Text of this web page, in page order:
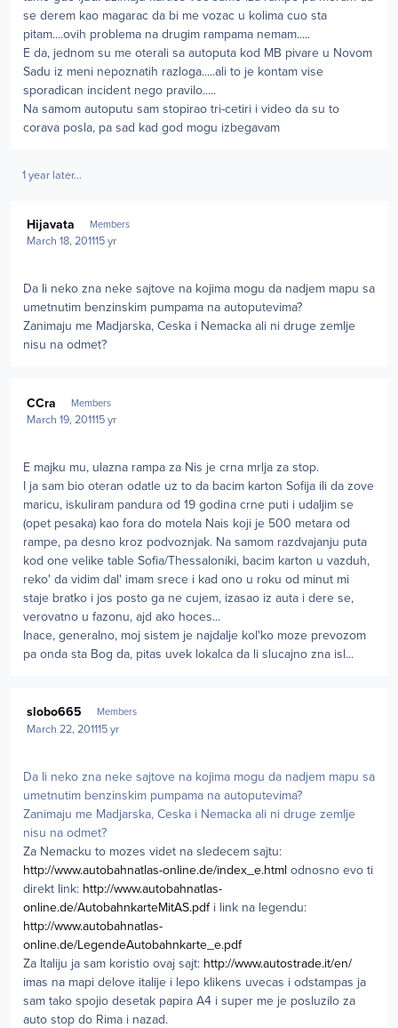
se derem kao magarac da bi me vozac u kolima cuo sta
pitam....ovih problema na drugim rampama nemam.....
E da, jednom su me oterali sa autoputa kod MB pivare u Novom
Sadu iz meni nepoznatih razloga.....ali to je kontam vise
sporadican incident nego pravilo.....
Na samom autoputu sam stopirao tri-cetiri i video da su to
corava posla, pa sad kad god mogu izbegavam
1 year later...
Hijavata Members
March 18, 201115 yr
Da li neko zna neke sajtove na kojima mogu da nadjem mapu sa
umetnutim benzinskim pumpama na autoputevima?
Zanimaju me Madjarska, Ceska i Nemacka ali ni druge zemlje
nisu na odmet?
CCra Members
March 19, 201115 yr
E majku mu, ulazna rampa za Nis je crna mrlja za stop.
I ja sam bio oteran odatle uz to da bacim karton Sofija ili da zove
maricu, iskuliram pandura od 19 godina crne puti i udaljim se
(opet pesaka) kao fora do motela Nais koji je 500 metara od
rampe, pa desno kroz podvoznjak. Na samom razdvajanju puta
kod one velike table Sofia/Thessaloniki, bacim karton u vazduh,
reko' da vidim dal' imam srece i kad ono u roku od minut mi
staje bratko i jos posto ga ne cujem, izasao iz auta i dere se,
verovatno u fazonu, ajd ako hoces...
Inace, generalno, moj sistem je najdalje kol'ko moze prevozom
pa onda sta Bog da, pitas uvek lokalca da li slucajno zna isl...
slobo665 Members
March 22, 201115 yr
Da li neko zna neke sajtove na kojima mogu da nadjem mapu sa
umetnutim benzinskim pumpama na autoputevima?
Zanimaju me Madjarska, Ceska i Nemacka ali ni druge zemlje
nisu na odmet?
Za Nemacku to mozes videt na sledecem sajtu:
http://www.autobahnatlas-online.de/index_e.html odnosno evo ti
direkt link: http://www.autobahnatlas-
online.de/AutobahnkarteMitAS.pdfi link na legendu:
http://www.autobahnatlas-
online.de/LegendeAutobahnkarte_e.pdf
Za Italiju ja sam koristio ovaj sajt: http://www.autostrade.it/en/
imas na mapi delove italije i lepo klikens uvecas i odstampas ja
sam tako spojio desetak papira A4 i super me je posluzilo za
auto stop do Rima i nazad.